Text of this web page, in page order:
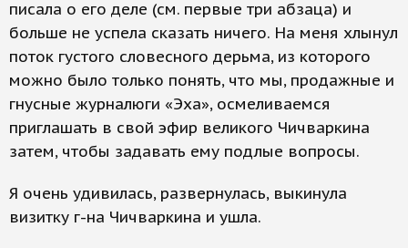
писала о его деле (см. первые три абзаца) и
больше не успела сказать ничего. На меня хлынул
поток густого словесного дерьма, из которого
можно было только понять, что мы, продажные и
гнусные журналюги «Эха», осмеливаемся
приглашать в свой эфир великого Чичваркина
затем, чтобы задавать ему подлые вопросы.
Я очень удивилась, развернулась, выкинула
визитку г-на Чичваркина и ушла.